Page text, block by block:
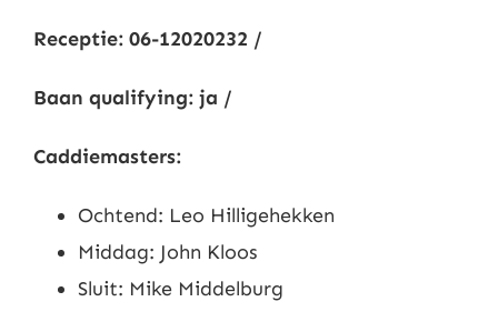
Receptie: 06-12020232 /
Baan qualifying: ja /
Caddiemasters:
Ochtend: Leo Hilligehekken
Middag: John Kloos
Sluit: Mike Middelburg